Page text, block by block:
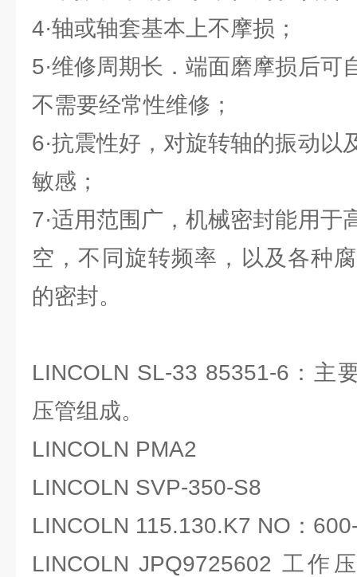
4·轴或轴套基本上不摩损；
5·维修周期长．端面磨摩损后可
不需要经常性维修；
6·抗震性好，对旋转轴的振动以
敏感；
7·适用范围广，机械密封能用于
空，不同旋转频率，以及各种
的密封。
LINCOLN SL-33 85351-6：主
压管组成。
LINCOLN PMA2
LINCOLN SVP-350-S8
LINCOLN 115.130.K7 NO：
LINCOLN JPQ9725602 工作